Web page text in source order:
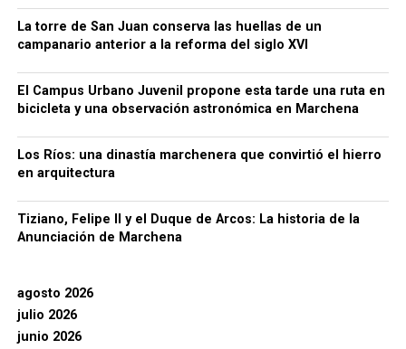
La torre de San Juan conserva las huellas de un
campanario anterior a la reforma del siglo XVI
El Campus Urbano Juvenil propone esta tarde una ruta en
bicicleta y una observación astronómica en Marchena
Los Ríos: una dinastía marchenera que convirtió el hierro
en arquitectura
Tiziano, Felipe II y el Duque de Arcos: La historia de la
Anunciación de Marchena
agosto 2026
julio 2026
junio 2026